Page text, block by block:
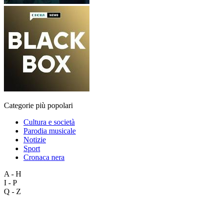
Categorie più popolari
Cultura e società
Parodia musicale
Notizie
Sport
Cronaca nera
A - H
I - P
Q - Z